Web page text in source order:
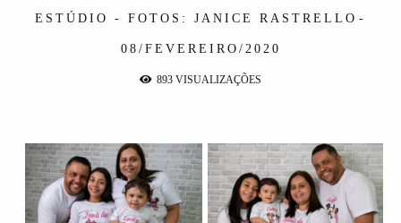
ESTÚDIO - FOTOS: JANICE RASTRELLO
08/FEVEREIRO/2020
893 VISUALIZAÇÕES